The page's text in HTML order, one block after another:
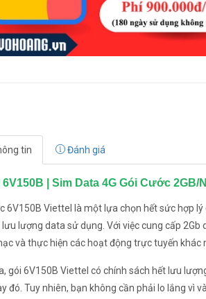
tin Đánh giá
6V150B | Sim Data 4G Gói Cước 2GB/
6V150B Viettel là một lựa chọn hết sức hợp
lưu lượng data sử dụng. Với việc cung cấp
và thực hiện các hoạt động trực tuyến khác
gói 6V150B Viettel có chính sách hết lưu
đó. Tuy nhiên, bạn không cần phải lo lắng vì